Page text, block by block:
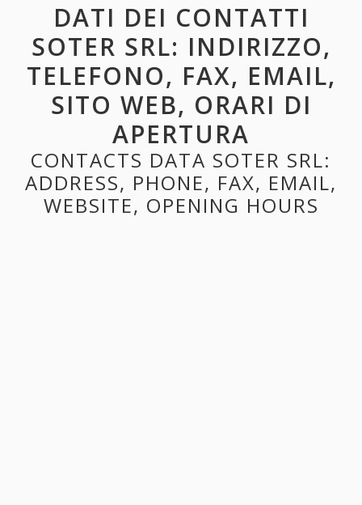
DATI DEI CONTATTI
SOTER SRL: INDIRIZZO,
TELEFONO, FAX, EMAIL,
SITO WEB, ORARI DI
APERTURA
CONTACTS DATA SOTER SRL:
ADDRESS, PHONE, FAX, EMAIL,
WEBSITE, OPENING HOURS